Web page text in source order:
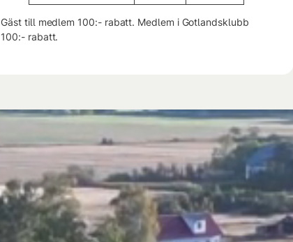
Gäst till medlem 100:- rabatt. Medlem i Gotlandsklubb
100:- rabatt.